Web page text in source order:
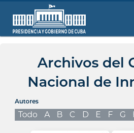
Archivos del
Nacional de
Autores
Todo A B C D E F G